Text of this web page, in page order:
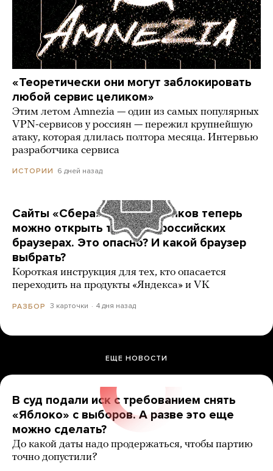
«Теоретически они могут заблокировать
любой сервис целиком»
Этим летом Amnezia — один из самых популярных
VPN-сервисов у россиян — пережил крупнейшую
атаку, которая длилась полтора месяца. Интервью
разработчика сервиса
ИСТОРИИ 6 дней назад
Сайты «Сбера» и других банков теперь
можно открыть только в российских
браузерах. Это опасно? И какой браузер
выбрать?
Короткая инструкция для тех, кто опасается
переходить на продукты «Яндекса» и VK
РАЗБОР 3 карточки 4 дня назад
ЕЩЕ НОВОСТИ
В суд подали иск с требованием снять
«Яблоко» с выборов. А разве это еще
можно сделать?
До какой даты надо продержаться, чтобы партию
точно допустили?